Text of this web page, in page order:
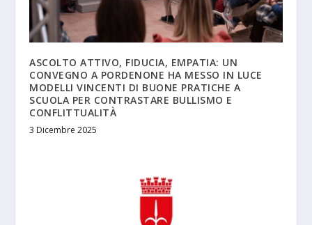
ASCOLTO ATTIVO, FIDUCIA, EMPATIA: UN
CONVEGNO A PORDENONE HA MESSO IN LUCE
MODELLI VINCENTI DI BUONE PRATICHE A
SCUOLA PER CONTRASTARE BULLISMO E
CONFLITTUALITÀ
3 Dicembre 2025